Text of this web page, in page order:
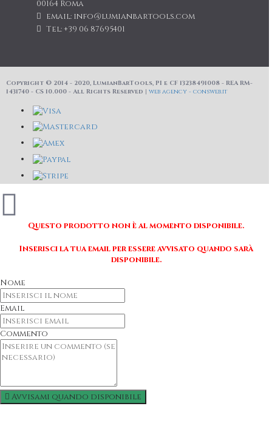
00164 Roma
email: info@lumianbartools.com
Tel: +39 06 87695401
Copyright © 2014 - 2020, LumianBarTools, PI e CF 13238491008 - REA RM-
1431740 - CS 10.000 - All Rights Reserved | web agency - consweb.it
Questo prodotto non è al momento disponibile.
Inserisci la tua email per essere avvisato quando sarà
disponibile.
Nome
Email
Commento
Avvisami quando disponibile